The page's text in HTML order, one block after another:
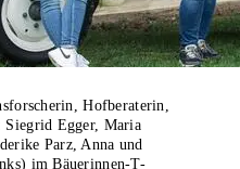
Hofberaterin,
Siegrid Egger, Maria
Parz, Anna und
im Bäuerinnen-T-